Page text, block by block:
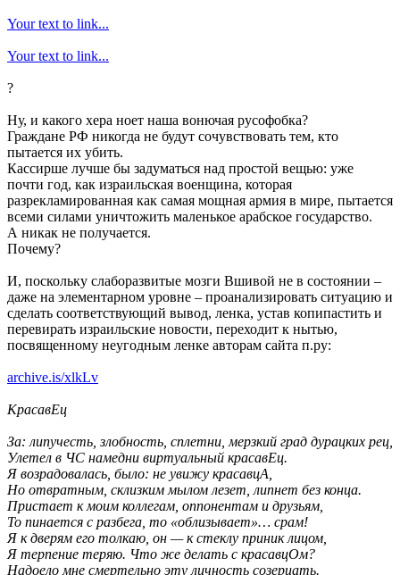
Your text to link...
Your text to link...
?
Ну, и какого хера ноет наша вонючая русофобка?
Граждане РФ никогда не будут сочувствовать тем, кто
пытается их убить.
Кассирше лучше бы задуматься над простой вещью: уже
почти год, как израильская военщина, которая
разрекламированная как самая мощная армия в мире, пытается
всеми силами уничтожить маленькое арабское государство.
А никак не получается.
Почему?
И, поскольку слаборазвитые мозги Вшивой не в состоянии –
даже на элементарном уровне – проанализировать ситуацию и
сделать соответствующий вывод, ленка, устав копипастить и
перевирать израильские новости, переходит к нытью,
посвященному неугодным ленке авторам сайта п.ру:
archive.is/xlkLv
КрасавЕц
За: липучесть, злобность, сплетни, мерзкий град дурацких рец,
Улетел в ЧС намедни виртуальный красавЕц.
Я возрадовалась, было: не увижу красавцА,
Но отвратным, склизким мылом лезет, липнет без конца.
Пристает к моим коллегам, оппонентам и друзьям,
То пинается с разбега, то «облизывает»… срам!
Я к дверям его толкаю, он — к стеклу приник лицом,
Я терпение теряю. Что же делать с красавцОм?
Надоело мне смертельно эту личность созерцать.